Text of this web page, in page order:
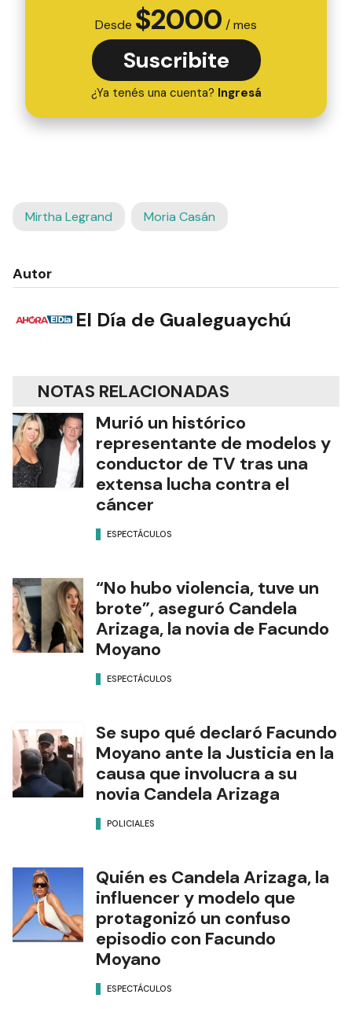
Desde $2000 / mes
Suscribite
¿Ya tenés una cuenta? Ingresá
Mirtha Legrand Moria Casán
Autor
El Día de Gualeguaychú
NOTAS RELACIONADAS
Murió un histórico
representante de modelos y
conductor de TV tras una
extensa lucha contra el
cáncer
ESPECTÁCULOS
“No hubo violencia, tuve un
brote”, aseguró Candela
Arizaga, la novia de Facundo
Moyano
ESPECTÁCULOS
Se supo qué declaró Facundo
Moyano ante la Justicia en la
causa que involucra a su
novia Candela Arizaga
POLICIALES
Quién es Candela Arizaga, la
influencer y modelo que
protagonizó un confuso
episodio con Facundo
Moyano
ESPECTÁCULOS